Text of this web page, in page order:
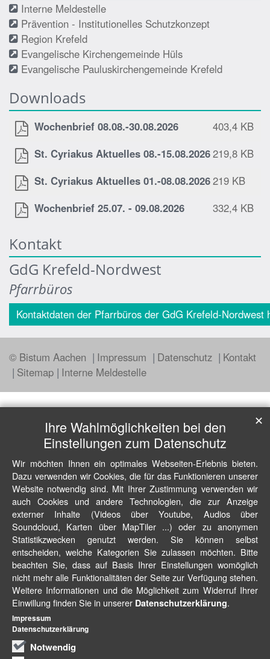
Interne Meldestelle
Prävention - Institutionelles Schutzkonzept
Region Krefeld
Evangelische Kirchengemeinde Hüls
Evangelische Pauluskirchengemeinde Krefeld
Downloads
Wochenbrief 08.08.-30.08.2026
403,4 KB
St. Cyriakus Aktuelles 08.-15.08.2026219,8 KB
St. Cyriakus Aktuelles 01.-08.08.2026219 KB
Wochenbrief 25.07. - 09.08.2026
332,4 KB
Kontakt
GdG Krefeld-Nordwest
Pfarrbüros
Kontaktdaten der Pfarrbüros der GdG Krefeld-Nordwest
© Bistum Aachen Impressum Datenschutz
Kontakt
Sitemap Interne Meldestelle
Ihre Wahlmöglichkeiten bei den
Einstellungen zum Datenschutz
Wir möchten Ihnen ein optimales Webseiten-Erlebnis bieten.
Dazu verwenden wir Cookies, die für das Funktionieren unserer
Website notwendig sind. Mit Ihrer Zustimmung verwenden wir
auch Cookies und andere Technologien, die zur Anzeige
externer Inhalte (Videos über Youtube, Audios über
Soundcloud, Karten über MapTiler ...) oder zu anonymen
Statistikzwecken genutzt werden. Sie können selbst
entscheiden, welche Kategorien Sie zulassen möchten. Bitte
beachten Sie, dass auf Basis Ihrer Einstellungen womöglich
nicht mehr alle Funktionalitäten der Seite zur Verfügung stehen.
Weitere Informationen und die Möglichkeit zum Widerruf Ihrer
Einwillung finden Sie in unserer Datenschutzerklärung.
Notwendig
✕
Impressum
Datenschutzerklärung